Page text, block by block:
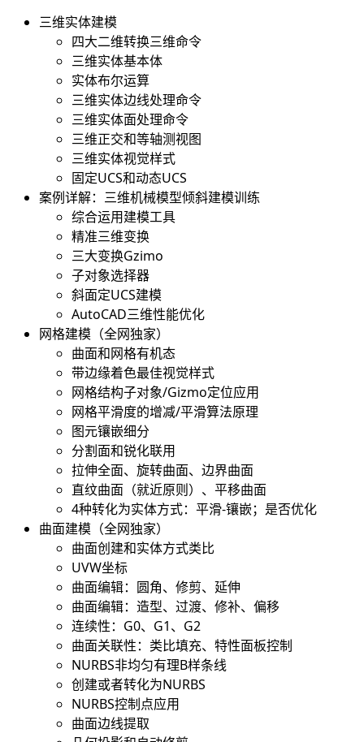
三维实体建模
四大二维转换三维命令
三维实体基本体
实体布尔运算
三维实体边线处理命令
三维实体面处理命令
三维正交和等轴测视图
三维实体视觉样式
固定UCS和动态UCS
案例详解：三维机械模型倾斜建模训练
综合运用建模工具
精准三维变换
三大变换Gzimo
子对象选择器
斜面定UCS建模
AutoCAD三维性能优化
网格建模（全网独家）
曲面和网格有机态
带边缘着色最佳视觉样式
网格结构子对象/Gizmo定位应用
网格平滑度的增减/平滑算法原理
图元镶嵌细分
分割面和锐化联用
拉伸全面、旋转曲面、边界曲面
直纹曲面（就近原则）、平移曲面
4种转化为实体方式：平滑-镶嵌；是否优化
曲面建模（全网独家）
曲面创建和实体方式类比
UVW坐标
曲面编辑：圆角、修剪、延伸
曲面编辑：造型、过渡、修补、偏移
连续性：G0、G1、G2
曲面关联性：类比填充、特性面板控制
NURBS非均匀有理B样条线
创建或者转化为NURBS
NURBS控制点应用
曲面边线提取